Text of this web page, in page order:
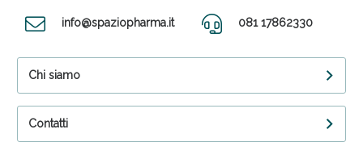
info@spaziopharma.it 081 17862330
Chi siamo
Contatti